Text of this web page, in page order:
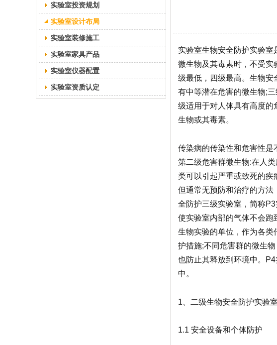
实验室投资规划
实验室设计布局
实验室装修施工
实验室家具产品
实验室仪器配置
实验室资质认定
实验室生物安全防护实验
微生物及其毒素时，不受实
级最低，四级最高。生物安
有中等潜在危害的微生物;
级适用于对人体具有高度的
生物或其毒素。
传染病的传染性和危害性是
第二级危害群微生物:在人
类可以引起严重或致死的疾
但通常无预防和治疗的方
全防护三级实验室，简称
使实验室内部的气体不会跑
生物实验的单位，作为各
护措施;不同危害群的微生
也防止其释放到环境中。
中。
1、二级生物安全防护实验室
1.1 安全设备和个体防护